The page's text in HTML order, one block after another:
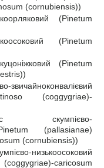
(cornubiensis))
(Pinetum
(Pinetum
(Pinetum
звичайноконвалієвий
(coggygriae)-
скумпієво-
(pallasianae)
(cornubiensis))
низькоосоковий
caricosum